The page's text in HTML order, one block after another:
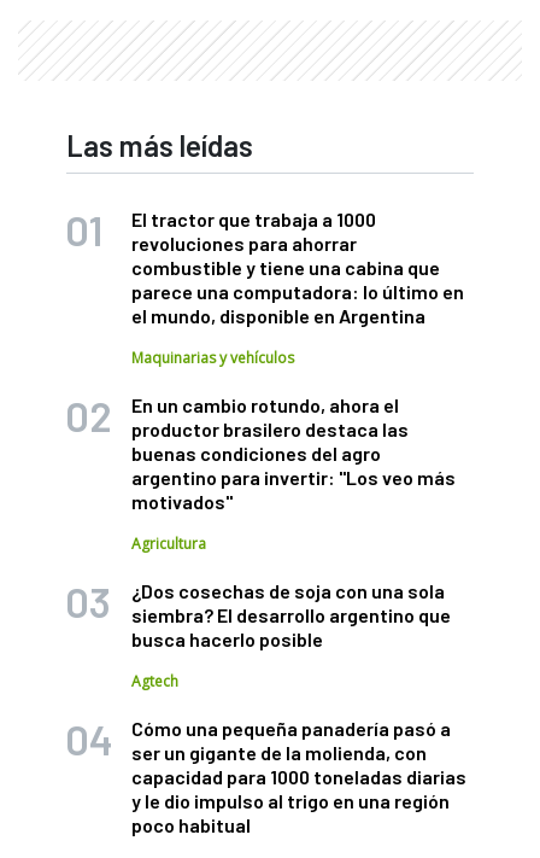
Las más leídas
El tractor que trabaja a 1000
revoluciones para ahorrar
combustible y tiene una cabina que
parece una computadora: lo último en
el mundo, disponible en Argentina
Maquinarias y vehículos
En un cambio rotundo, ahora el
productor brasilero destaca las
buenas condiciones del agro
argentino para invertir: "Los veo más
motivados"
Agricultura
¿Dos cosechas de soja con una sola
siembra? El desarrollo argentino que
busca hacerlo posible
Agtech
Cómo una pequeña panadería pasó a
ser un gigante de la molienda, con
capacidad para 1000 toneladas diarias
y le dio impulso al trigo en una región
poco habitual